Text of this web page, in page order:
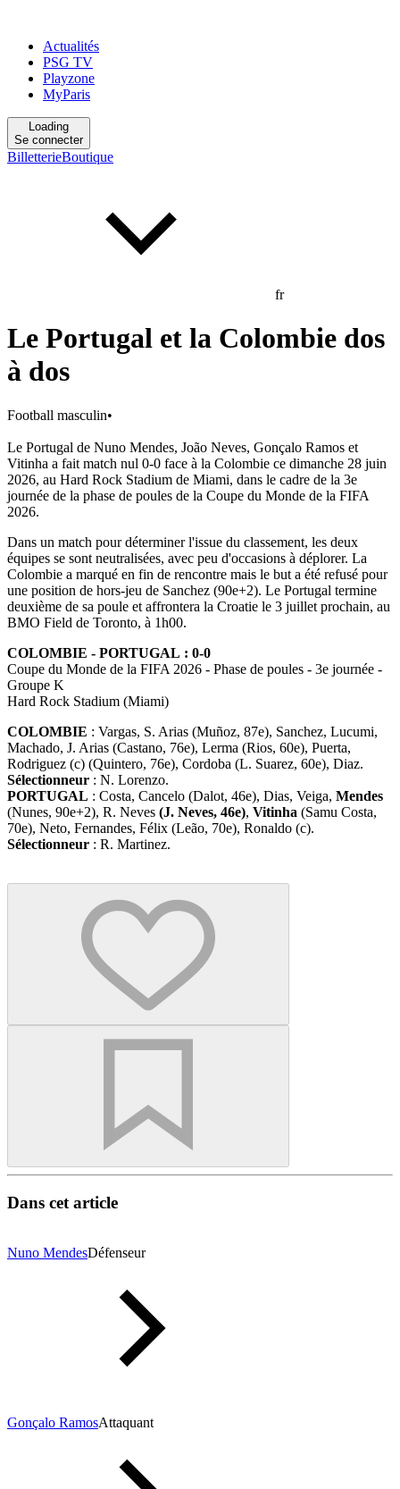
Actualités
PSG TV
Playzone
MyParis
Loading
Se connecter
BilletterieBoutique
fr
Le Portugal et la Colombie dos
à dos
Football masculin•
Le Portugal de Nuno Mendes, João Neves, Gonçalo Ramos et
Vitinha a fait match nul 0-0 face à la Colombie ce dimanche 28 juin
2026, au Hard Rock Stadium de Miami, dans le cadre de la 3e
journée de la phase de poules de la Coupe du Monde de la FIFA
2026.
Dans un match pour déterminer l'issue du classement, les deux
équipes se sont neutralisées, avec peu d'occasions à déplorer. La
Colombie a marqué en fin de rencontre mais le but a été refusé pour
une position de hors-jeu de Sanchez (90e+2). Le Portugal termine
deuxième de sa poule et affrontera la Croatie le 3 juillet prochain, au
BMO Field de Toronto, à 1h00.
COLOMBIE - PORTUGAL : 0-0
Coupe du Monde de la FIFA 2026 - Phase de poules - 3e journée -
Groupe K
Hard Rock Stadium (Miami)
COLOMBIE : Vargas, S. Arias (Muñoz, 87e), Sanchez, Lucumi,
Machado, J. Arias (Castano, 76e), Lerma (Rios, 60e), Puerta,
Rodriguez (c) (Quintero, 76e), Cordoba (L. Suarez, 60e), Diaz.
Sélectionneur : N. Lorenzo.
PORTUGAL : Costa, Cancelo (Dalot, 46e), Dias, Veiga, Mendes
(Nunes, 90e+2), R. Neves (J. Neves, 46e), Vitinha (Samu Costa,
70e), Neto, Fernandes, Félix (Leão, 70e), Ronaldo (c).
Sélectionneur : R. Martinez.
Dans cet article
Nuno MendesDéfenseur
Gonçalo RamosAttaquant